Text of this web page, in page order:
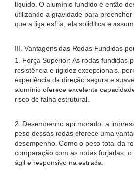
líquido. O alumínio fundido é então
utilizando a gravidade para
que a liga esfria, ela solidifica e
III. Vantagens das Rodas Fundidas
1. Força Superior: As rodas fundidas
resistência e rigidez excepcionais,
experiência de direção segura e
alumínio oferece excelente
risco de falha estrutural.
2. Desempenho aprimorado: a
peso dessas rodas oferece uma
desempenho. Como o peso total da
comparação com as rodas forjadas,
ágil e responsivo na estrada.